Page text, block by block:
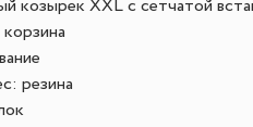
козырек XXL с сетчатой
резина